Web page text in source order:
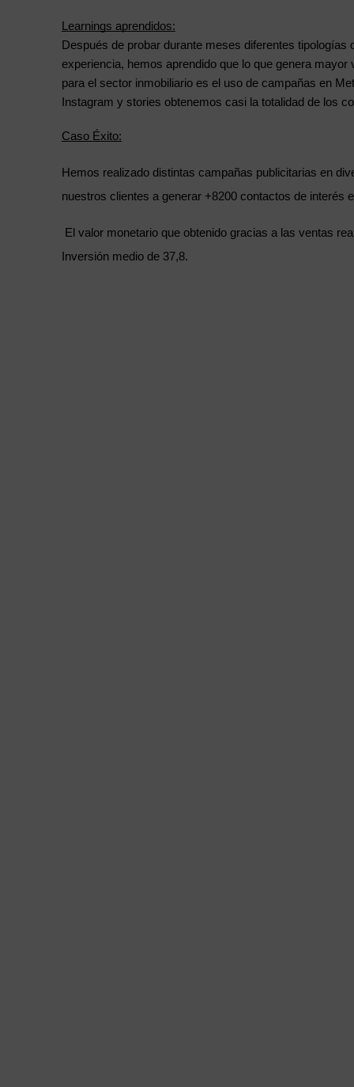
Learnings aprendidos:
Después de probar durante meses diferentes
experiencia, hemos aprendido que lo que genera
para el sector inmobiliario es el uso de campañas en
Instagram y stories obtenemos casi la totalidad de los
Caso Éxito:
Hemos realizado distintas campañas publicitarias en
nuestros clientes a generar +8200 contactos de interés
El valor monetario que obtenido gracias a las ventas
Inversión medio de 37,8.